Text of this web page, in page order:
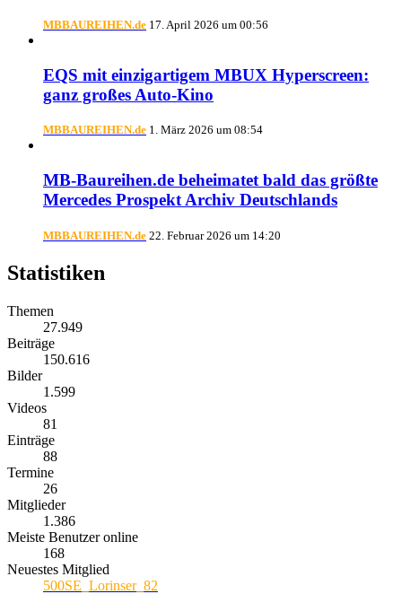
MBBAUREIHEN.de 17. April 2026 um 00:56
EQS mit einzigartigem MBUX Hyperscreen:
ganz großes Auto-Kino
MBBAUREIHEN.de 1. März 2026 um 08:54
MB-Baureihen.de beheimatet bald das größte
Mercedes Prospekt Archiv Deutschlands
MBBAUREIHEN.de 22. Februar 2026 um 14:20
Statistiken
Themen
27.949
Beiträge
150.616
Bilder
1.599
Videos
81
Einträge
88
Termine
26
Mitglieder
1.386
Meiste Benutzer online
168
Neuestes Mitglied
500SE_Lorinser_82